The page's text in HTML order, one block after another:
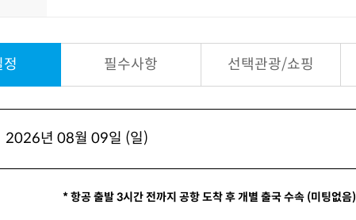
필수사항 선택관광/쇼핑
2026년 08월 09일 (일)
* 항공 출발 3시간 전까지 공항 도착 후 개별 출국 수속 (미팅없음)